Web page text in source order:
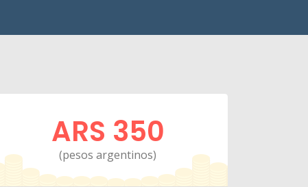
ARS 350
(pesos argentinos)